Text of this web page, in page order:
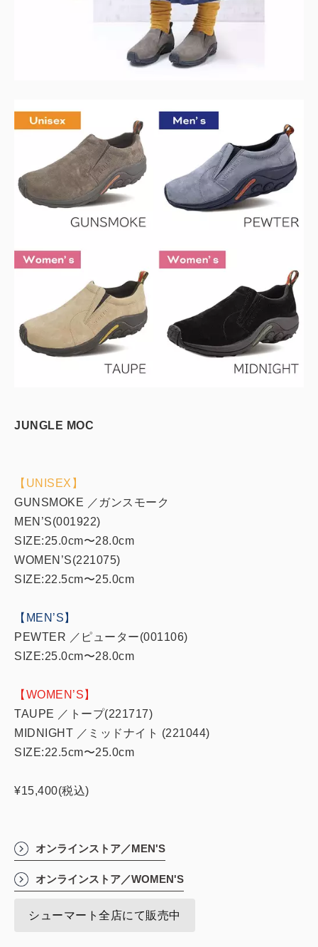
JUNGLE MOC
【UNISEX】
GUNSMOKE ／ガンスモーク
MEN’S(001922)
SIZE:25.0cm〜28.0cm
WOMEN’S(221075)
SIZE:22.5cm〜25.0cm
【MEN’S】
PEWTER ／ピューター(001106)
SIZE:25.0cm〜28.0cm
【WOMEN’S】
TAUPE ／トープ(221717)
MIDNIGHT ／ミッドナイト (221044)
SIZE:22.5cm〜25.0cm
¥15,400(税込)
オンラインストア／MEN'S
オンラインストア／WOMEN'S
シューマート全店にて販売中